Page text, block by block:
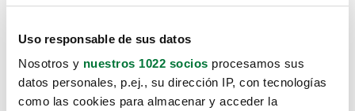
Uso responsable de sus datos
Nosotros y nuestros 1022 socios procesamos sus
datos personales, p.ej., su dirección IP, con tecnologías
como las cookies para almacenar y acceder la